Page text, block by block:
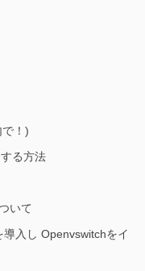
！)
る方法
いて
入し Openvswitchをイ